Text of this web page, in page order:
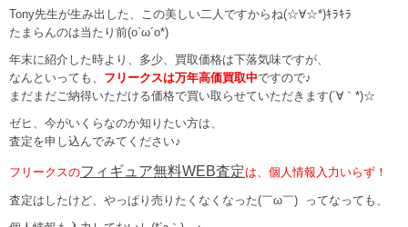
Tony先生が生み出した、この美しい二人ですからね(☆∀☆*)ｷﾗｷﾗ
たまらんのは当たり前(o`ω´o*)
年末に紹介した時より、多少、買取価格は下落気味ですが、
なんといっても、 フリークスは万年高価買取中ですので♪
まだまだご納得いただける価格で買い取らせていただきます(´∀｀*)☆
ゼヒ、今がいくらなのか知りたい方は、
査定を申し込んでみてください♪
フリークスのフィギュア無料WEB査定は、個人情報入力いらず！
査定はしたけど、やっぱり売りたくなくなった(￣ω￣) ってなっても、